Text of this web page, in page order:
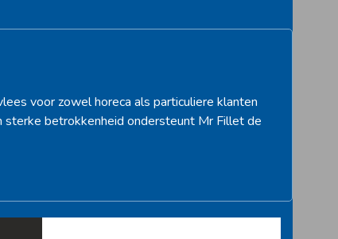
voor zowel horeca als particuliere klanten
sterke betrokkenheid ondersteunt Mr Fillet de